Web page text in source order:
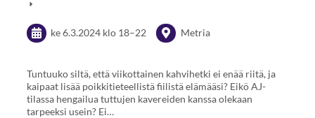
ke 6.3.2024 klo 18–22 Metria
Tuntuuko siltä, että viikottainen kahvihetki ei enää riitä, ja
kaipaat lisää poikkitieteellistä fiilistä elämääsi? Eikö AJ-
tilassa hengailua tuttujen kavereiden kanssa olekaan
tarpeeksi usein? Ei…